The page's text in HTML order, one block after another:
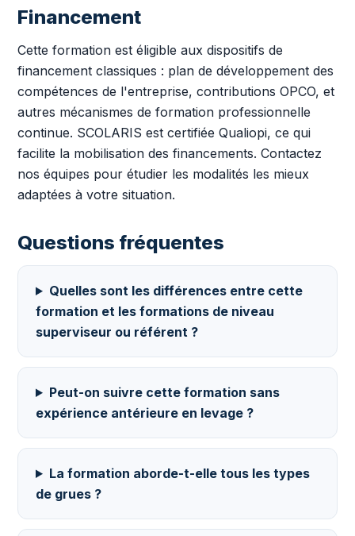
Financement
Cette formation est éligible aux dispositifs de
financement classiques : plan de développement des
compétences de l'entreprise, contributions OPCO, et
autres mécanismes de formation professionnelle
continue. SCOLARIS est certifiée Qualiopi, ce qui
facilite la mobilisation des financements. Contactez
nos équipes pour étudier les modalités les mieux
adaptées à votre situation.
Questions fréquentes
Quelles sont les différences entre cette
formation et les formations de niveau
superviseur ou référent ?
Peut-on suivre cette formation sans
expérience antérieure en levage ?
La formation aborde-t-elle tous les types
de grues ?